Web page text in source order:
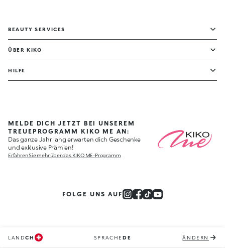
BEAUTY SERVICES
ÜBER KIKO
HILFE
MELDE DICH JETZT BEI UNSEREM
TREUEPROGRAMM KIKO ME AN:
Das ganze Jahr lang erwarten dich Geschenke
und exklusive Prämien!
Erfahren Sie mehr über das KIKO ME-Programm
FOLGE UNS AUF
LANDCH SPRACHE DE ÄNDERN